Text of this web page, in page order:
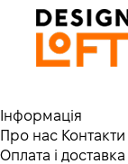
Інформація
Про нас Контакти
Оплата і доставка